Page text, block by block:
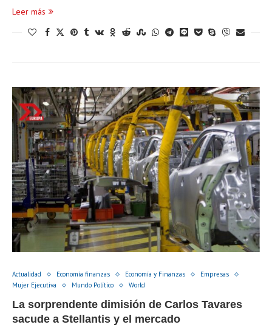
Leer más
Actualidad Economía finanzas Economía y Finanzas
Empresas
Mujer Ejecutiva
Mundo Político World
La sorprendente dimisión de Carlos Tavares
sacude a Stellantis y el mercado